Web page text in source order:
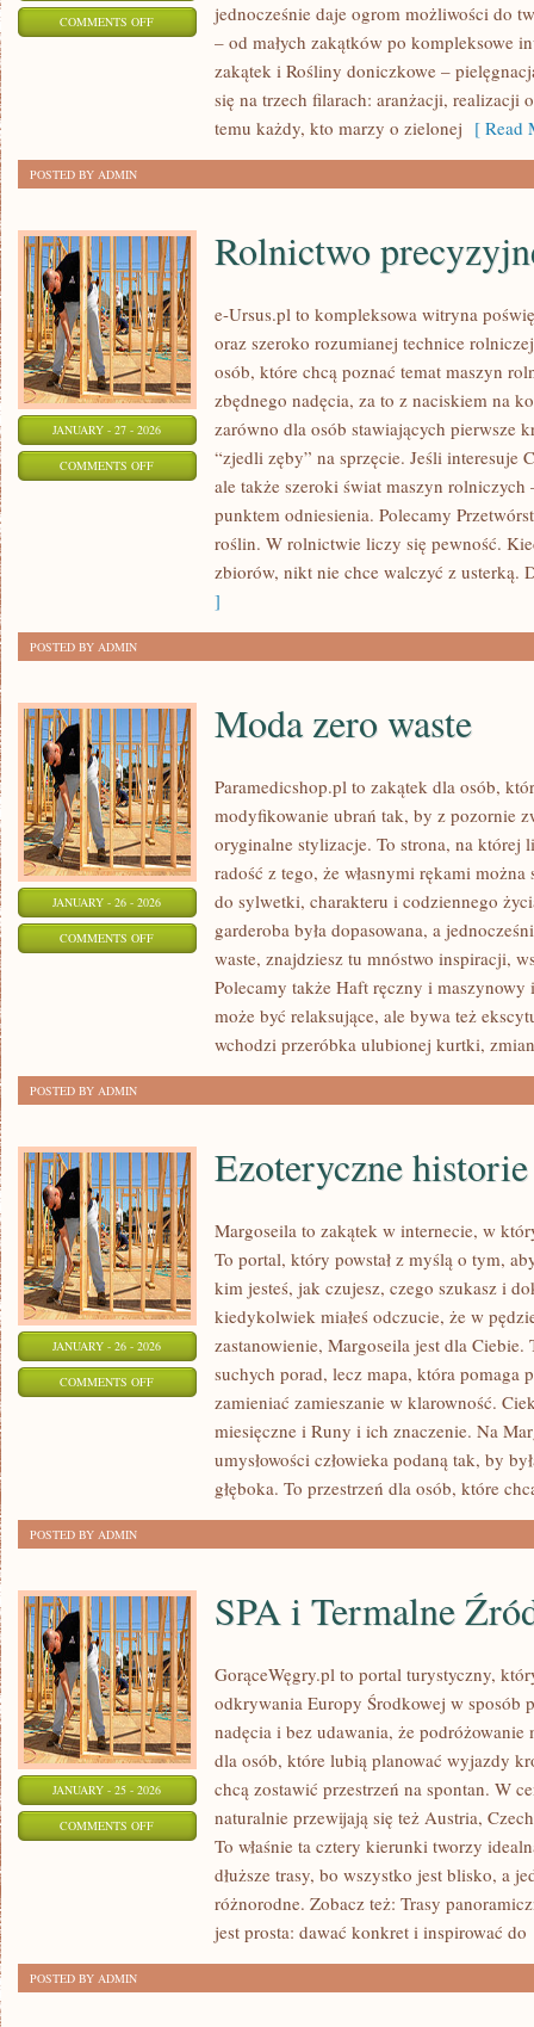
COMMENTS OFFON
NATURALNE
KOMPOSTOWANIE
jednocześnie daje ogrom możliwości do
– od małych zakątków po kompleksowe
zakątek i Rośliny doniczkowe –
się na trzech filarach: aranżacji, realizacji
temu każdy, kto marzy o zielonej [ Read
POSTED BY ADMIN
JANUARY - 27 - 2026
COMMENTS OFFON
ROLNICTWO
PRECYZYJNE
Rolnictwo
e-Ursus.pl to kompleksowa witryna
oraz szeroko rozumianej technice
osób, które chcą poznać temat maszyn
zbędnego nadęcia, za to z naciskiem na
zarówno dla osób stawiających pierwsze
“zjedli zęby” na sprzęcie. Jeśli interesuje
ale także szeroki świat maszyn rolniczych
punktem odniesienia. Polecamy
roślin. W rolnictwie liczy się pewność.
zbiorów, nikt nie chce walczyć z usterką.
]
POSTED BY ADMIN
JANUARY - 26 - 2026
COMMENTS OFFON
Moda zero waste
Paramedicshop.pl to zakątek dla osób,
modyfikowanie ubrań tak, by z pozornie
oryginalne stylizacje. To strona, na której
radość z tego, że własnymi rękami
do sylwetki, charakteru i codziennego
garderoba była dopasowana, a
waste, znajdziesz tu mnóstwo inspiracji,
Polecamy także Haft ręczny i maszynowy
może być relaksujące, ale bywa też
wchodzi przeróbka ulubionej kurtki,
POSTED BY ADMIN
JANUARY - 26 - 2026
COMMENTS OFFON
EZOTERYCZNE
Ezoteryczne
Margoseila to zakątek w internecie, w
To portal, który powstał z myślą o tym,
kim jesteś, jak czujesz, czego szukasz i
kiedykolwiek miałeś odczucie, że w
zastanowienie, Margoseila jest dla
suchych porad, lecz mapa, która pomaga
zamieniać zamieszanie w klarowność.
miesięczne i Runy i ich znaczenie. Na
umysłowości człowieka podaną tak, by
głęboka. To przestrzeń dla osób, które
POSTED BY ADMIN
JANUARY - 25 - 2026
COMMENTS OFFON
TERMALNE
SPA i Termalne
GorąceWęgry.pl to portal turystyczny,
odkrywania Europy Środkowej w sposób
nadęcia i bez udawania, że podróżowanie
dla osób, które lubią planować wyjazdy
chcą zostawić przestrzeń na spontan. W
naturalnie przewijają się też Austria,
To właśnie ta cztery kierunki tworzy
dłuższe trasy, bo wszystko jest blisko, a
różnorodne. Zobacz też: Trasy
jest prosta: dawać konkret i inspirować do
POSTED BY ADMIN